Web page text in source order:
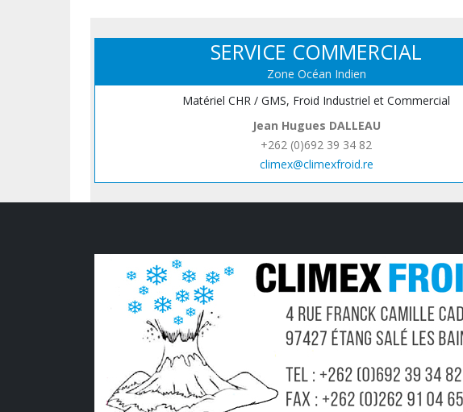
SERVICE COMMERCIAL
Zone Océan Indien
Matériel CHR / GMS, Froid Industriel et Commercial
Jean Hugues DALLEAU
+262 (0)692 39 34 82
climex@climexfroid.re